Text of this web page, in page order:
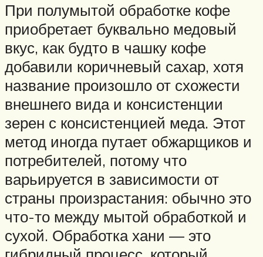
При полумытой обработке кофе
приобретает буквально медовый
вкус, как будто в чашку кофе
добавили коричневый сахар, хотя
название произошло от схожести
внешнего вида и консистенции
зерен с консистенцией меда. Этот
метод иногда путает обжарщиков и
потребителей, потому что
варьируется в зависимости от
страны произрастания: обычно это
что-то между мытой обработкой и
сухой. Обработка хани — это